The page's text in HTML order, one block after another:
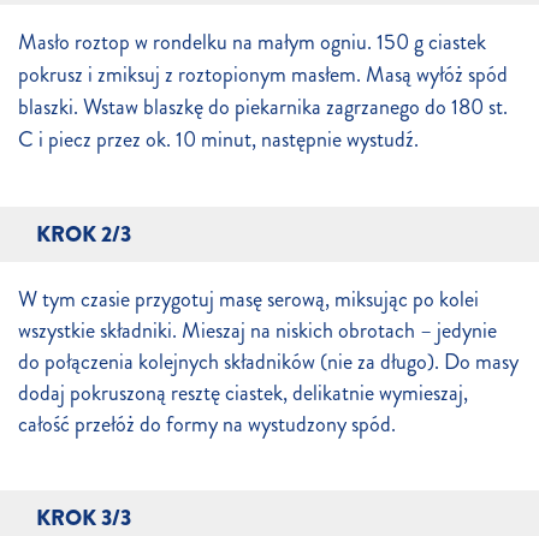
Masło roztop w rondelku na małym ogniu. 150 g ciastek
pokrusz i zmiksuj z roztopionym masłem. Masą wyłóż spód
blaszki. Wstaw blaszkę do piekarnika zagrzanego do 180 st.
C i piecz przez ok. 10 minut, następnie wystudź.
KROK 2/3
W tym czasie przygotuj masę serową, miksując po kolei
wszystkie składniki. Mieszaj na niskich obrotach – jedynie
do połączenia kolejnych składników (nie za długo). Do masy
dodaj pokruszoną resztę ciastek, delikatnie wymieszaj,
całość przełóż do formy na wystudzony spód.
KROK 3/3